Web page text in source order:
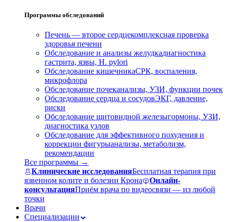
Программы обследований
Печень — второе сердцекомплексная проверка
здоровья печени
Обследование и анализы желудкадиагностика
гастрита, язвы, H. pylori
Обследование кишечникаСРК, воспаления,
микрофлора
Обследование почеканализы, УЗИ, функции почек
Обследование сердца и сосудовЭКГ, давление,
риски
Обследование щитовидной железыгормоны, УЗИ,
диагностика узлов
Обследование для эффективного похудения и
коррекции фигурыанализы, метаболизм,
рекомендации
Все программы →
Клинические исследованияБесплатная терапия при
язвенном колите и болезни Крона
Онлайн-
консультацияПриём врача по видеосвязи — из любой
точки
Врачи
Специализации